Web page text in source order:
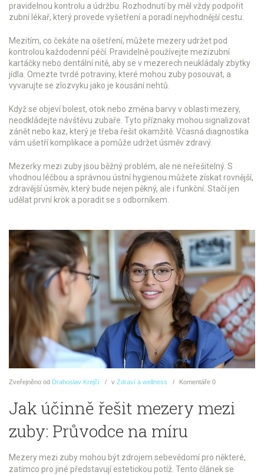
pravidelnou kontrolu a údržbu. Rozhodnutí by měl vždy podpořit
zubní lékař, který provede vyšetření a poradí nejvhodnější cestu.
Mezitím, co čekáte na ošetření, můžete mezery udržet pod
kontrolou každodenní péčí. Pravidelně používejte mezizubní
kartáčky nebo dentální nitě, aby se v mezerech neukládaly zbytky
jídla. Omezte tvrdé potraviny, které mohou zuby posouvat, a
vyvarujte se zlozvyku jako je kousání nehtů.
Když se objeví bolest, otok nebo změna barvy v oblasti mezery,
neodkládejte návštěvu zubaře. Tyto příznaky mohou signalizovat
zánět nebo kaz, který je třeba řešit okamžitě. Včasná diagnostika
vám ušetří komplikace a pomůže udržet úsměv zdravý.
Mezerky mezi zuby jsou běžný problém, ale ne neřešitelný. S
vhodnou léčbou a správnou ústní hygienou můžete získat rovnější,
zdravější úsměv, který bude nejen pěkný, ale i funkční. Stačí jen
udělat první krok a poradit se s odborníkem.
Zveřejněno od Drahoslav Krejčí v Zdraví a wellness Komentáře 0
Jak účinně řešit mezery mezi
zuby: Průvodce na míru
Mezery mezi zuby mohou být zdrojem sebevědomí pro některé,
zatímco pro jiné představují estetickou potíž. Tento článek se